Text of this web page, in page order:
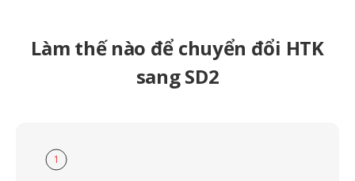
Làm thế nào để chuyển đổi HTK
sang SD2
1